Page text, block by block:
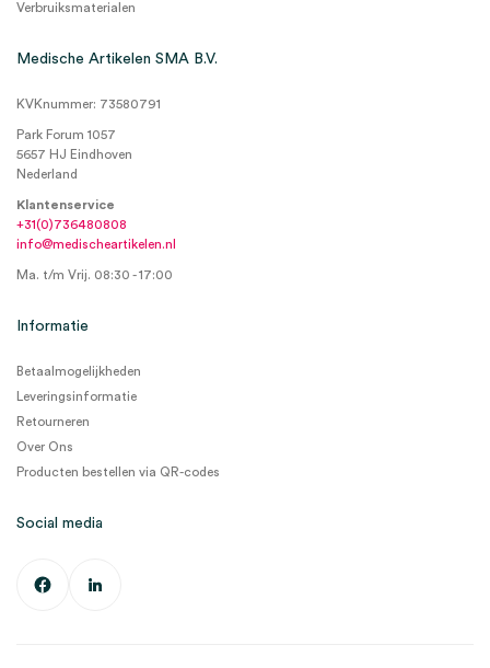
Verbruiksmaterialen
Medische Artikelen SMA B.V.
KVKnummer: 73580791
Park Forum 1057
5657 HJ Eindhoven
Nederland
Klantenservice
+31(0)736480808
info@medischeartikelen.nl
Ma. t/m Vrij. 08:30 - 17:00
Informatie
Betaalmogelijkheden
Leveringsinformatie
Retourneren
Over Ons
Producten bestellen via QR-codes
Social media